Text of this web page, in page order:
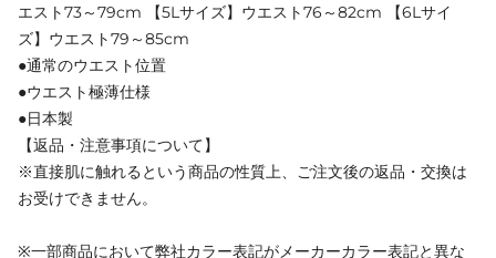
エスト73～79cm 【5Lサイズ】ウエスト76～82cm 【6Lサイ
ズ】ウエスト79～85cm
●通常のウエスト位置
●ウエスト極薄仕様
●日本製
【返品・注意事項について】
※直接肌に触れるという商品の性質上、ご注文後の返品・交換は
お受けできません。
※一部商品において弊社カラー表記がメーカーカラー表記と異な